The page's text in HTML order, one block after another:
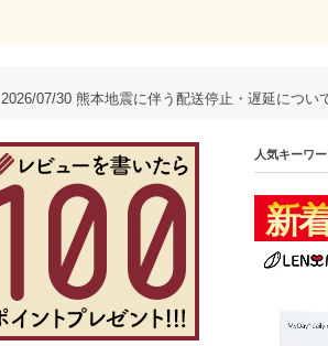
2026/07/30 熊本地震に伴う配送停止・遅延につい
人気キーワ
新